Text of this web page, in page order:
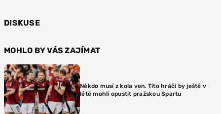
DISKUSE
MOHLO BY VÁS ZAJÍMAT
Někdo musí z kola ven. Tito hráči by ještě v
létě mohli opustit pražskou Spartu